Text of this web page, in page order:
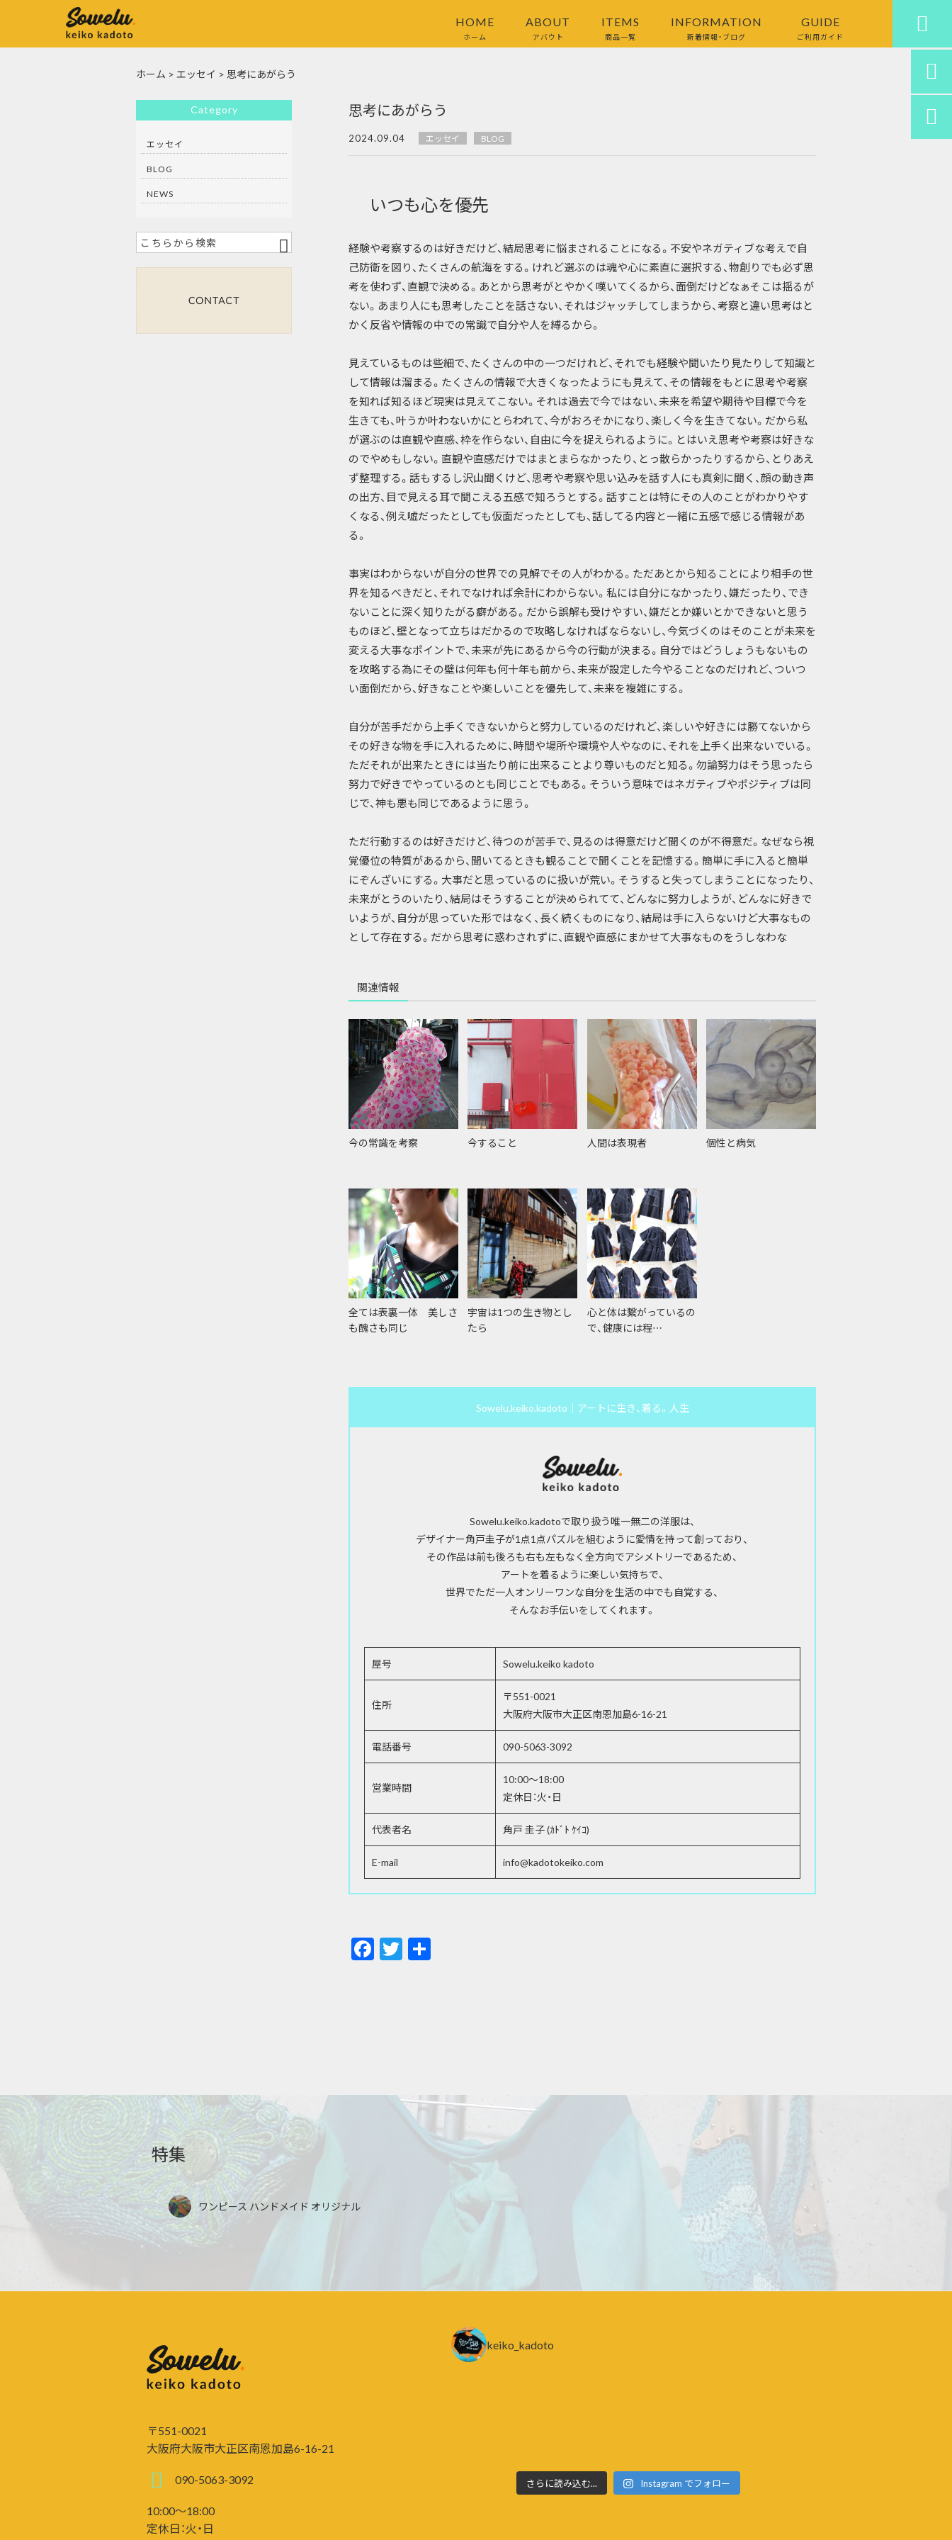
HOME
ホーム
ABOUT
アバウト
ITEMS
商品一覧
INFORMATION
新着情報・ブログ
GUIDE
ご利用ガイド

ホーム > エッセイ > 思考にあがらう
思考にあがらう
2024.09.04 エッセイ BLOG
いつも心を優先
経験や考察するのは好きだけど、結局思考に悩まされることになる。不安やネガティブな考えで自
己防衛を図り、たくさんの航海をする。けれど選ぶのは魂や心に素直に選択する、物創りでも必ず思
考を使わず、直観で決める。あとから思考がとやかく嘆いてくるから、面倒だけどなぁそこは揺るが
ない。あまり人にも思考したことを話さない、それはジャッチしてしまうから、考察と違い思考はと
かく反省や情報の中での常識で自分や人を縛るから。
見えているものは些細で、たくさんの中の一つだけれど、それでも経験や聞いたり見たりして知識と
して情報は溜まる。たくさんの情報で大きくなったようにも見えて、その情報をもとに思考や考察
を知れば知るほど現実は見えてこない。それは過去で今ではない、未来を希望や期待や目標で今を
生きても、叶うか叶わないかにとらわれて、今がおろそかになり、楽しく今を生きてない。だから私
が選ぶのは直観や直感、枠を作らない、自由に今を捉えられるように。とはいえ思考や考察は好きな
のでやめもしない。直観や直感だけではまとまらなかったり、とっ散らかったりするから、とりあえ
ず整理する。話もするし沢山聞くけど、思考や考察や思い込みを話す人にも真剣に聞く、顔の動き声
の出方、目で見える耳で聞こえる五感で知ろうとする。話すことは特にその人のことがわかりやす
くなる、例え嘘だったとしても仮面だったとしても、話してる内容と一緒に五感で感じる情報があ
る。
事実はわからないが自分の世界での見解でその人がわかる。ただあとから知ることにより相手の世
界を知るべきだと、それでなければ余計にわからない。私には自分になかったり、嫌だったり、でき
ないことに深く知りたがる癖がある。だから誤解も受けやすい、嫌だとか嫌いとかできないと思う
ものほど、壁となって立ちはだかるので攻略しなければならないし、今気づくのはそのことが未来を
変える大事なポイントで、未来が先にあるから今の行動が決まる。自分ではどうしょうもないもの
を攻略する為にその壁は何年も何十年も前から、未来が設定した今やることなのだけれど、ついつ
い面倒だから、好きなことや楽しいことを優先して、未来を複雑にする。
自分が苦手だから上手くできないからと努力しているのだけれど、楽しいや好きには勝てないから
その好きな物を手に入れるために、時間や場所や環境や人やなのに、それを上手く出来ないでいる。
ただそれが出来たときには当たり前に出来ることより尊いものだと知る。勿論努力はそう思ったら
努力で好きでやっているのとも同じことでもある。そういう意味ではネガティブやポジティブは同
じで、神も悪も同じであるように思う。
ただ行動するのは好きだけど、待つのが苦手で、見るのは得意だけど聞くのが不得意だ。なぜなら視
覚優位の特質があるから、聞いてるときも観ることで聞くことを記憶する。簡単に手に入ると簡単
にぞんざいにする。大事だと思っているのに扱いが荒い。そうすると失ってしまうことになったり、
未来がとうのいたり、結局はそうすることが決められてて、どんなに努力しようが、どんなに好きで
いようが、自分が思っていた形ではなく、長く続くものになり、結局は手に入らないけど大事なもの
として存在する。だから思考に惑わされずに、直観や直感にまかせて大事なものをうしなわな
関連情報
今の常識を考察 今すること 人間は表現者 個性と病気
全ては表裏一体 美しさ
も醜さも同じ
宇宙は1つの生き物とし
たら
心と体は繋がっているの
で、健康には程…
Sowelu.keiko.kadoto｜アートに生き、着る。人生
Sowelu.keiko.kadotoで取り扱う唯一無二の洋服は、
デザイナー角戸圭子が1点1点パズルを組むように愛情を持って創っており、
その作品は前も後ろも右も左もなく全方向でアシメトリーであるため、
アートを着るように楽しい気持ちで、
世界でただ一人オンリーワンな自分を生活の中でも自覚する、
そんなお手伝いをしてくれます。
屋号 Sowelu.keiko kadoto
住所
〒551-0021
大阪府大阪市大正区南恩加島6-16-21
電話番号 090-5063-3092
営業時間
10:00～18:00
定休日：火・日
代表者名 角戸 圭子 (ｶﾄﾞﾄ ｹｲｺ)
E-mail info@kadotokeiko.com
F
ac
T
w
Category
エッセイ
BLOG
NEWS
特集
ワンピース ハンドメイド オリジナル
〒551-0021
大阪府大阪市大正区南恩加島6-16-21
090-5063-3092
10:00～18:00
定休日：火・日
keiko_kadoto
さらに読み込む... Instagram でフォロー

